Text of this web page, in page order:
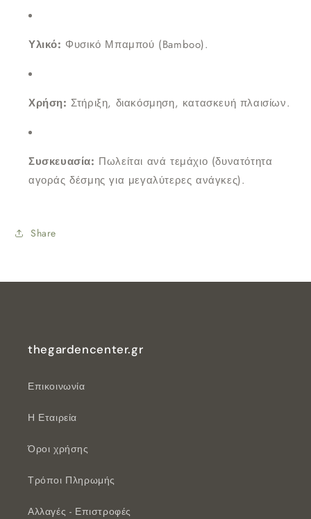
Υλικό: Φυσικό Μπαμπού (Bamboo).
Χρήση: Στήριξη, διακόσμηση, κατασκευή πλαισίων.
Συσκευασία: Πωλείται ανά τεμάχιο (δυνατότητα
αγοράς δέσμης για μεγαλύτερες ανάγκες).
Share
thegardencenter.gr
Επικοινωνία
Η Εταιρεία
Όροι χρήσης
Τρόποι Πληρωμής
Αλλαγές - Επιστροφές